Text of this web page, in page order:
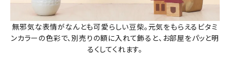
無邪気な表情がなんとも可愛らしい豆柴。元気をもらえるビタミ
ンカラーの色彩で、別売りの額に入れて飾ると、お部屋をパッと明
るくしてくれます。